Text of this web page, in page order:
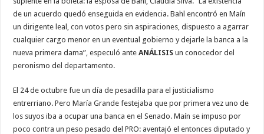
de un acuerdo quedó enseguida en evidencia. Bahl encontró en Maín
un dirigente leal, con votos pero sin aspiraciones, dispuesto a agarrar
cualquier cargo menor en un eventual gobierno y dejarle la banca a la
nueva primera dama”, especuló anteANÁLISIS un conocedor del
peronismo del departamento.
El 24 de octubre fue un día de pesadilla para el justicialismo
entrerriano. Pero María Grande festejaba que por primera vez uno de
los suyos iba a ocupar una banca en el Senado. Maín se impuso por
poco contra un peso pesado del PRO: aventajó el entonces diputado y